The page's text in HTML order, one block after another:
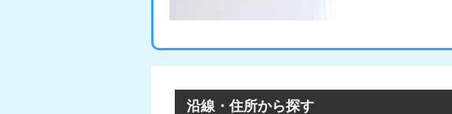
沿線・住所から探す